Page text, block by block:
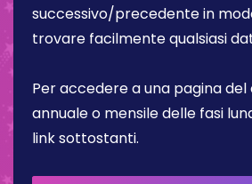
successivo/precedente in
trovare facilmente qualsiasi
Per accedere a una pagina
annuale o mensile delle fasi
link sottostanti.